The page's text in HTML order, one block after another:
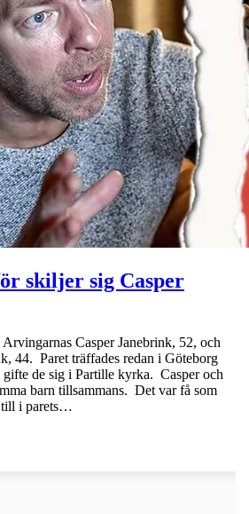
skiljer sig Casper
Casper Janebrink, 52, och
44. Paret träffades redan i Göteborg
de sig i Partille kyrka. Casper och
barn tillsammans. Det var få som
till i parets…